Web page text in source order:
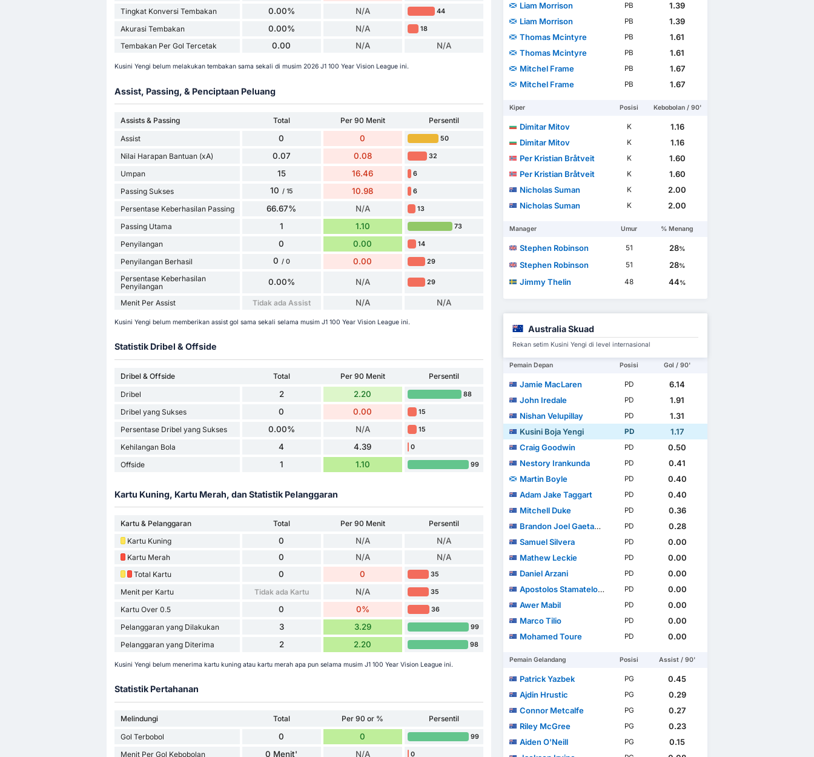
Tingkat Konversi Tembakan 0.00% N/A 44
Akurasi Tembakan 0.00% N/A 18
Tembakan Per Gol Tercetak 0.00 N/A N/A
Kusini Yengi belum melakukan tembakan sama sekali di musim 2026 J1 100 Year Vision League ini.
Assist, Passing, & Penciptaan Peluang
Assists & Passing Total Per 90 Menit
Persentil
Assist
0 0 50
Nilai Harapan Bantuan (xA) 0.07 0.08 32
Umpan 15 16.46 6
Passing Sukses 10 / 15 10.98 6
Persentase Keberhasilan Passing 66.67% N/A 13
Passing Utama 1 1.10 73
Penyilangan 0 0.00 14
Penyilangan Berhasil 0 / 0 0.00 29
Persentase Keberhasilan
Penyilangan
0.00% N/A 29
Menit Per Assist Tidak ada Assist N/A N/A
Kusini Yengi belum memberikan assist gol sama sekali selama musim J1 100 Year Vision League ini.
Statistik Dribel & Offside
Dribel & Offside Total Per 90 Menit
Persentil
Dribel
2 2.20 88
Dribel yang Sukses 0 0.00 15
Persentase Dribel yang Sukses 0.00% N/A 15
Kehilangan Bola 4 4.39 0
Offside 1 1.10 99
Kartu Kuning, Kartu Merah, dan Statistik Pelanggaran
Kartu & Pelanggaran Total Per 90 Menit
Persentil
Kartu Kuning
0 N/A N/A
Kartu Merah 0 N/A N/A
Total Kartu 0 0 35
Menit per Kartu Tidak ada Kartu N/A 35
Kartu Over 0.5 0 0% 36
Pelanggaran yang Dilakukan 3 3.29 99
Pelanggaran yang Diterima 2 2.20 98
Kusini Yengi belum menerima kartu kuning atau kartu merah apa pun selama musim J1 100 Year Vision League ini.
Statistik Pertahanan
Melindungi Total Per 90 or %
Persentil
Gol Terbobol
0 0 99
Menit Per Gol Kebobolan 0 Menit' N/A 0
Liam Morrison
PB
1.39
Liam Morrison
PB
1.39
Thomas Mcintyre
PB
1.61
Thomas Mcintyre
PB
1.61
Mitchel Frame
PB
1.67
Mitchel Frame
PB 1.67
Kiper Posisi Kebobolan / 90'
Dimitar Mitov K
1.16
Dimitar Mitov
K
1.16
Per Kristian Bråtveit
K
1.60
Per Kristian Bråtveit
K
1.60
Nicholas Suman
K
2.00
Nicholas Suman
K 2.00
Manager Umur % Menang
Stephen Robinson 51 28%
Stephen Robinson 51 28%
Jimmy Thelin 48 44%
Australia Skuad
Rekan setim Kusini Yengi di level internasional
Pemain Depan Posisi Gol / 90'
Jamie MacLaren PD
6.14
John Iredale
PD
1.91
Nishan Velupillay
PD
1.31
Kusini Boja Yengi
PD
1.17
Craig Goodwin
PD
0.50
Nestory Irankunda
PD
0.41
Martin Boyle
PD
0.40
Adam Jake Taggart
PD
0.40
Mitchell Duke
PD
0.36
Brandon Joel Gaetano Borrello
PD
0.28
Samuel Silvera
PD
0.00
Mathew Leckie
PD
0.00
Daniel Arzani
PD
0.00
Apostolos Stamatelopoulos
PD
0.00
Awer Mabil
PD
0.00
Marco Tilio
PD
0.00
Mohamed Toure
PD 0.00
Pemain Gelandang Posisi Assist / 90'
Patrick Yazbek PG
0.45
Ajdin Hrustic
PG
0.29
Connor Metcalfe
PG
0.27
Riley McGree
PG
0.23
Aiden O'Neill
PG
0.15